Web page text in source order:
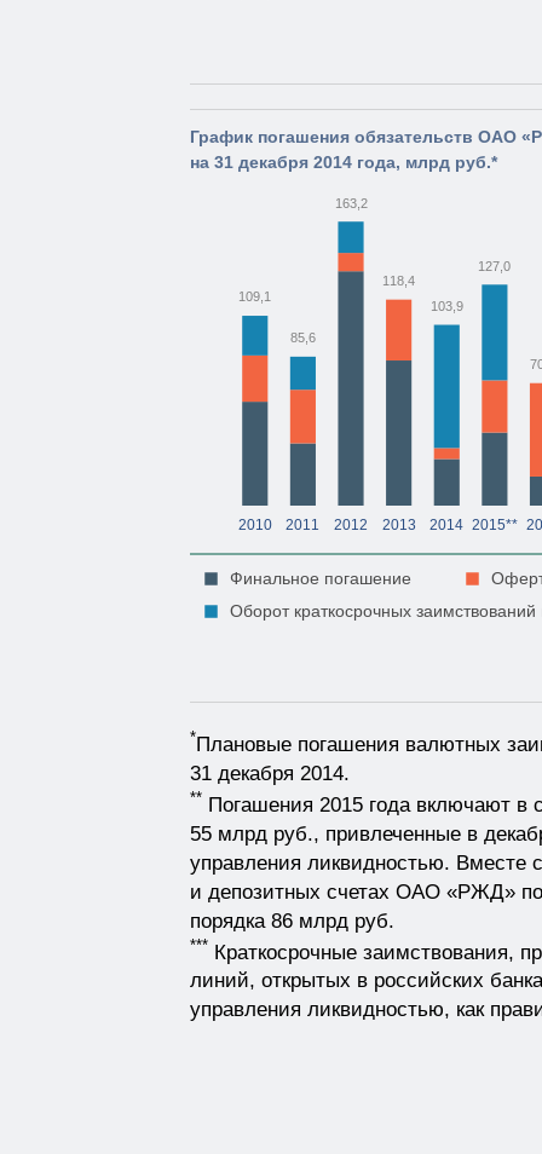
График погашения обязательств ОАО
на 31 декабря 2014 года, млрд руб.*
2010 2011 2012 2013 2014 2015**
109,1
85,6
163,2
118,4
103,9
127,0
Финальное погашение
Оборот краткосрочных
*Плановые погашения валютных
31 декабря 2014.
** Погашения 2015 года включают в
55 млрд руб., привлеченные в
управления ликвидностью. Вместе
и депозитных счетах ОАО «РЖД»
порядка 86 млрд руб.
*** Краткосрочные заимствования,
линий, открытых в российских
управления ликвидностью, как